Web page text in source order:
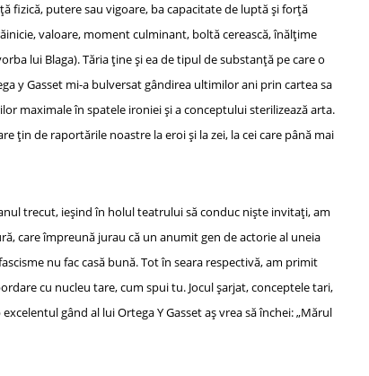
fizică, putere sau vigoare, ba capacitate de luptă și forță
valoare, moment culminant, boltă cerească, înălțime
lui Blaga). Tăria ține și ea de tipul de substanță pe care o
y Gasset mi-a bulversat gândirea ultimilor ani prin cartea sa
maximale în spatele ironiei și a conceptului sterilizează arta.
țin de raportările noastre la eroi și la zei, la cei care până mai
trecut, ieșind în holul teatrului să conduc niște invitați, am
care împreună jurau că un anumit gen de actorie al uneia
nu fac casă bună. Tot în seara respectivă, am primit
cu nucleu tare, cum spui tu. Jocul șarjat, conceptele tari,
gând al lui Ortega Y Gasset aș vrea să închei: „Mărul